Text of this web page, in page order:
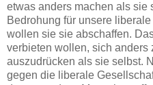
etwas anders machen als sie
Bedrohung für unsere
wollen sie sie abschaffen.
verbieten wollen, sich anders
auszudrücken als sie selbst.
gegen die liberale